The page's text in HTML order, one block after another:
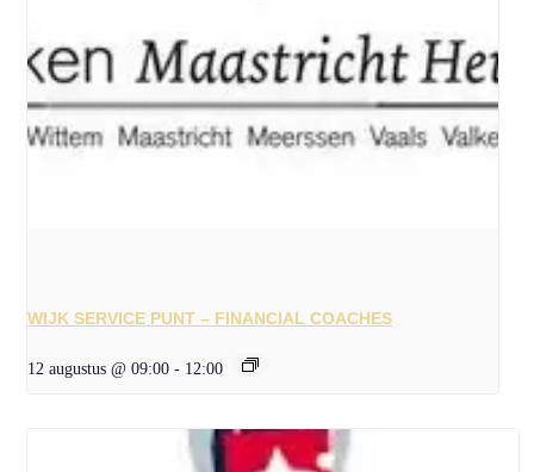
WIJK SERVICE PUNT – FINANCIAL COACHES
12 augustus @ 09:00 - 12:00